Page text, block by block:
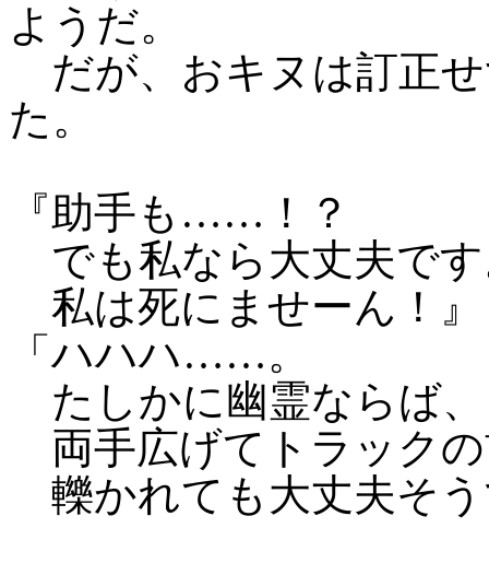
ようだ。
だが、おキヌは訂正
た。
『助手も……！？
でも私なら大丈夫で
私は死にませーん！』
「ハハハ……。
たしかに幽霊ならば、
両手広げてトラック
轢かれても大丈夫そ